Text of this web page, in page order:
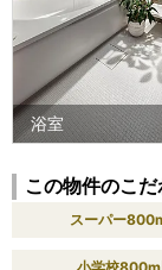
浴室
この物件のこだ
スーパー